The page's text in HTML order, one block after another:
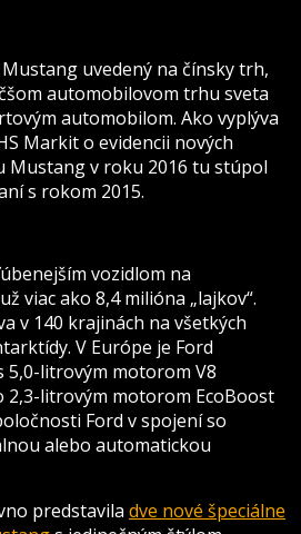
uvedený na čínsky trh,
automobilovom trhu sveta
automobilom. Ako vyplýva
Markit o evidencii nových
Mustang v roku 2016 tu stúpol
s rokom 2015.
vozidlom na
viac ako 8,4 milióna „lajkov“.
v 140 krajinách na všetkých
V Európe je Ford
5,0-litrovým motorom V8
2,3-litrovým motorom EcoBoost
Ford v spojení so
alebo automatickou
predstavila dve nové špeciálne